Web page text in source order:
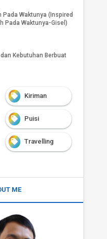
Pada Waktunya (Inspired
Pada Waktunya-Gisel)
Kebutuhan Berbuat
Kiriman
Puisi
Travelling
ME